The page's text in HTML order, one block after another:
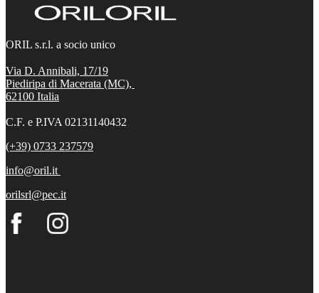
ORIL s.r.l. a socio unico
Via D. Annibali, 17/19
Piediripa di Macerata (MC),
62100 Italia
C.F. e P.IVA 02131140432
(+39) 0733 237579
info@oril.it
orilsrl@pec.it